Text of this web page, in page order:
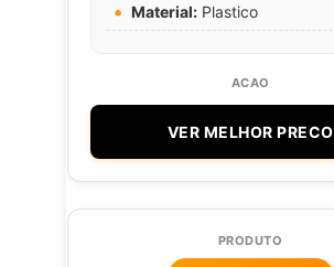
Material: Plastico
VER MELHOR PRECO